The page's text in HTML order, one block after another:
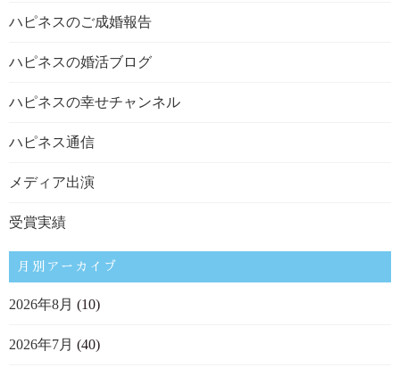
ハピネスのご成婚報告
ハピネスの婚活ブログ
ハピネスの幸せチャンネル
ハピネス通信
メディア出演
受賞実績
月別アーカイブ
2026年8月 (10)
2026年7月 (40)